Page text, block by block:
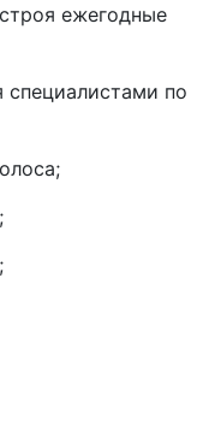
ежегодные
специалистами по